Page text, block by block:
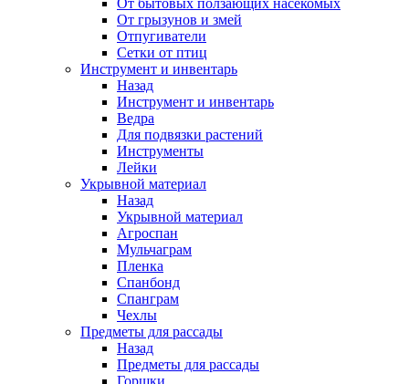
От бытовых ползающих насекомых
От грызунов и змей
Отпугиватели
Сетки от птиц
Инструмент и инвентарь
Назад
Инструмент и инвентарь
Ведра
Для подвязки растений
Инструменты
Лейки
Укрывной материал
Назад
Укрывной материал
Агроспан
Мульчаграм
Пленка
Спанбонд
Спанграм
Чехлы
Предметы для рассады
Назад
Предметы для рассады
Горшки